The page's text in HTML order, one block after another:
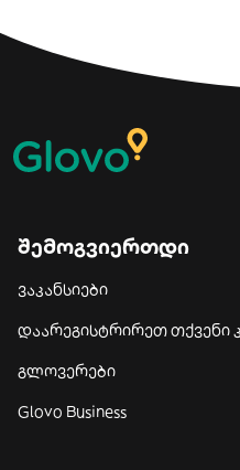
შემოგვიერთდი
ვაკანსიები
დაარეგისტრირეთ თქვენი
გლოვერები
Glovo Business